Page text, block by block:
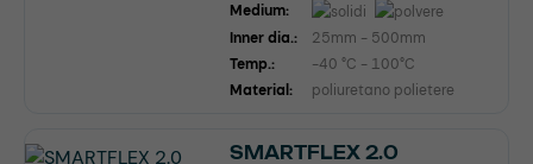
Medium:
Inner dia.:
25mm - 500mm
Temp.:
-40 °C - 100°C
Material:
poliuretano polietere
SMARTFLEX 2.0